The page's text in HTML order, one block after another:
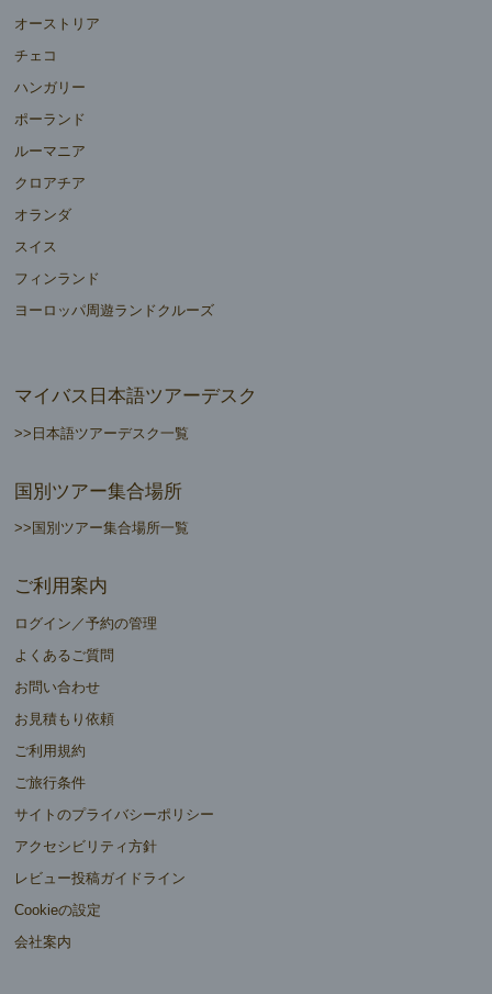
オーストリア
チェコ
ハンガリー
ポーランド
ルーマニア
クロアチア
オランダ
スイス
フィンランド
ヨーロッパ周遊ランドクルーズ
マイバス日本語ツアーデスク
>>日本語ツアーデスク一覧
国別ツアー集合場所
>>国別ツアー集合場所一覧
ご利用案内
ログイン／予約の管理
よくあるご質問
お問い合わせ
お見積もり依頼
ご利用規約
ご旅行条件
サイトのプライバシーポリシー
アクセシビリティ方針
レビュー投稿ガイドライン
Cookieの設定
会社案内